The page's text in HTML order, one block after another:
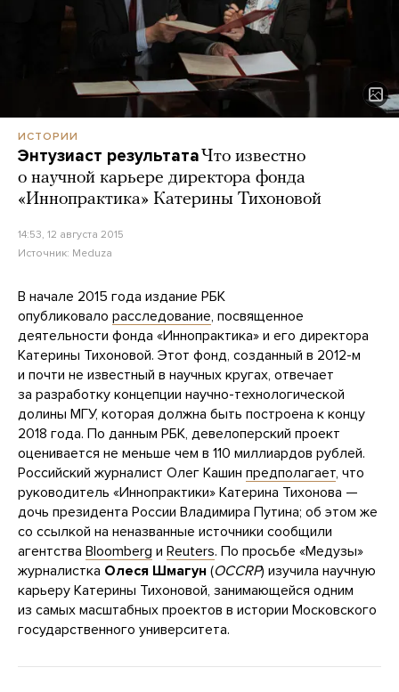
ИСТОРИИ
Энтузиаст результата Что известно
о научной карьере директора фонда
«Иннопрактика» Катерины Тихоновой
14:53, 12 августа 2015
Источник: Meduza
В начале 2015 года издание РБК
опубликовало расследование, посвященное
деятельности фонда «Иннопрактика» и его директора
Катерины Тихоновой. Этот фонд, созданный в 2012-м
и почти не известный в научных кругах, отвечает
за разработку концепции научно-технологической
долины МГУ, которая должна быть построена к концу
2018 года. По данным РБК, девелоперский проект
оценивается не меньше чем в 110 миллиардов рублей.
Российский журналист Олег Кашин предполагает, что
руководитель «Иннопрактики» Катерина Тихонова —
дочь президента России Владимира Путина; об этом же
со ссылкой на неназванные источники сообщили
агентства Bloomberg и Reuters. По просьбе «Медузы»
журналистка Олеся Шмагун (OCCRP) изучила научную
карьеру Катерины Тихоновой, занимающейся одним
из самых масштабных проектов в истории Московского
государственного университета.